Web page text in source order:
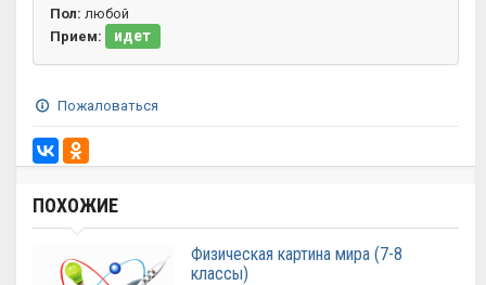
Пол: любой
Прием:
идет
Пожаловаться
ПОХОЖИЕ
Физическая картина мира (7-8
классы)